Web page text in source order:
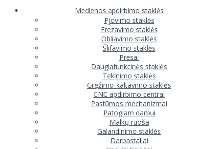
Medienos apdirbimo staklės
Pjovimo staklės
Frezavimo staklės
Obliavimo staklės
Šlifavimo staklės
Presai
Daugiafunkcinės staklės
Tekinimo staklės
Gręžimo-kaltavimo staklės
CNC apdirbimo centrai
Pastūmos mechanizmai
Patogiam darbui
Malkų ruoša
Galandinimo staklės
Darbastaliai